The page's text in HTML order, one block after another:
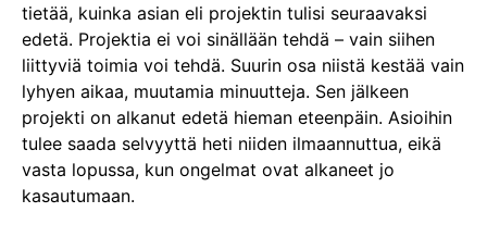
tietää, kuinka asian eli projektin tulisi seuraavaksi
edetä. Projektia ei voi sinällään tehdä – vain siihen
liittyviä toimia voi tehdä. Suurin osa niistä kestää vain
lyhyen aikaa, muutamia minuutteja. Sen jälkeen
projekti on alkanut edetä hieman eteenpäin. Asioihin
tulee saada selvyyttä heti niiden ilmaannuttua, eikä
vasta lopussa, kun ongelmat ovat alkaneet jo
kasautumaan.